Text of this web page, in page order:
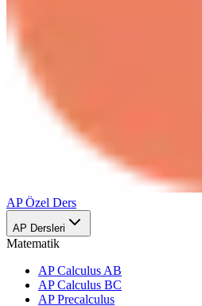
AP Özel Ders
AP Dersleri
Matematik
AP Calculus AB
AP Calculus BC
AP Precalculus